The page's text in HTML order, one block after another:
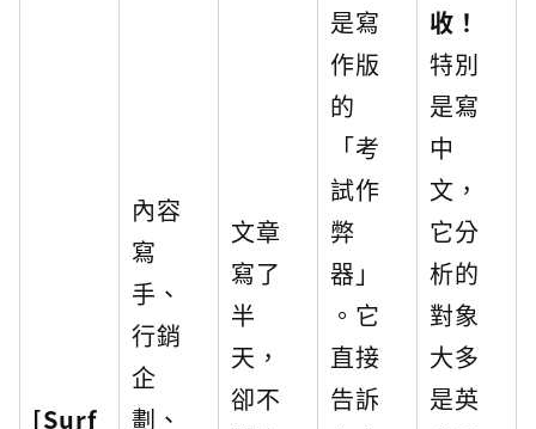
[Surf
內容
寫
手、
行銷
企
劃、
文章
寫了
半
天，
卻不
是寫
作版
的
「考
試作
弊
器」
。它
直接
告訴
收！
特別
是寫
中
文，
它分
析的
對象
大多
是英